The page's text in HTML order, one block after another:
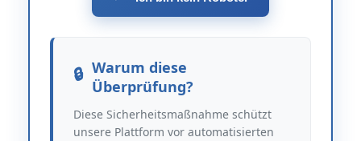
Warum diese
Überprüfung?
Diese Sicherheitsmaßnahme schützt
unsere Plattform vor automatisierten